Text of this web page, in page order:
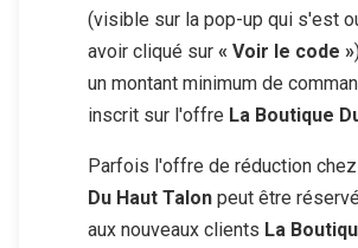
(visible sur la pop-up qui s'est
avoir cliqué sur « Voir le code »
un montant minimum de
inscrit sur l'offre La Boutique
Parfois l'offre de réduction chez
Du Haut Talon peut être
aux nouveaux clients La